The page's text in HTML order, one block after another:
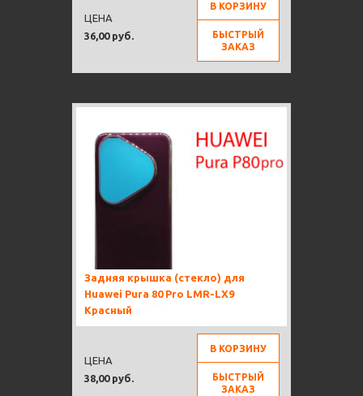
36,00 руб.
ЦЕНА
В КОРЗИНУ
БЫСТРЫЙ
ЗАКАЗ
Задняя крышка (стекло) для
Huawei Pura 80 Pro LMR-LX9
Красный
38,00 руб.
ЦЕНА
В КОРЗИНУ
БЫСТРЫЙ
ЗАКАЗ